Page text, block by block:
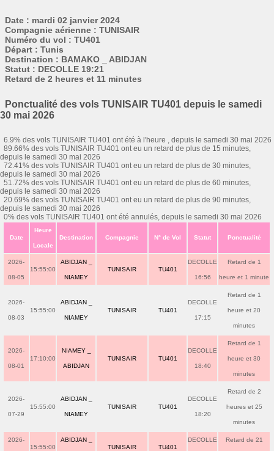
Date : mardi 02 janvier 2024
Compagnie aérienne : TUNISAIR
Numéro du vol : TU401
Départ : Tunis
Destination : BAMAKO _ ABIDJAN
Statut : DECOLLE 19:21
Retard de 2 heures et 11 minutes
Ponctualité des vols TUNISAIR TU401 depuis le samedi
30 mai 2026
6.9% des vols TUNISAIR TU401 ont été à l'heure , depuis le samedi 30 mai 2026
89.66% des vols TUNISAIR TU401 ont eu un retard de plus de 15 minutes,
depuis le samedi 30 mai 2026
72.41% des vols TUNISAIR TU401 ont eu un retard de plus de 30 minutes,
depuis le samedi 30 mai 2026
51.72% des vols TUNISAIR TU401 ont eu un retard de plus de 60 minutes,
depuis le samedi 30 mai 2026
20.69% des vols TUNISAIR TU401 ont eu un retard de plus de 90 minutes,
depuis le samedi 30 mai 2026
0% des vols TUNISAIR TU401 ont été annulés, depuis le samedi 30 mai 2026
Date
Heure
Locale
Destination Compagnie N° de Vol Statut Ponctualité
2026-
08-05
15:55:00
ABIDJAN _
NIAMEY
TUNISAIR TU401
DECOLLE
16:56
Retard de 1
heure et 1 minute
2026-
08-03
15:55:00
ABIDJAN _
NIAMEY
TUNISAIR TU401
DECOLLE
17:15
Retard de 1
heure et 20
minutes
2026-
08-01
17:10:00
NIAMEY _
ABIDJAN
TUNISAIR TU401
DECOLLE
18:40
Retard de 1
heure et 30
minutes
2026-
07-29
15:55:00
ABIDJAN _
NIAMEY
TUNISAIR TU401
DECOLLE
18:20
Retard de 2
heures et 25
minutes
2026-
15:55:00
ABIDJAN _
TUNISAIR TU401
DECOLLE Retard de 21